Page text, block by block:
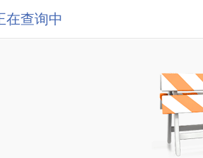
在查询中